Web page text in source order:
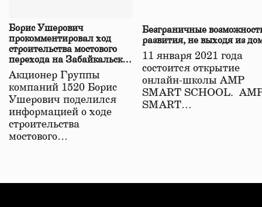
Борис Ушерович
прокомментировал ход
строительства мостового
перехода на Забайкальской
железной дороге
Акционер Группы
компаний 1520 Борис
Ушерович поделился
информацией о ходе
строительства
мостового…
Безграничные
развития, не выходя из
11 января 2021 года
состоится открытие
онлайн-школы АМР
SMART SCHOOL.
SMART…